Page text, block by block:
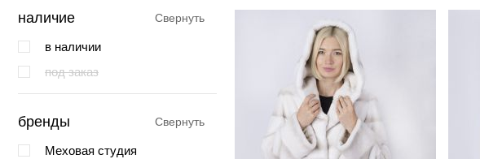
наличие Свернуть
в наличии
под заказ
бренды Свернуть
Меховая студия